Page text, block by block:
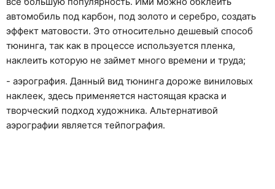
автомобиль под карбон, под золото и серебро, создать
эффект матовости. Это относительно дешевый способ
тюнинга, так как в процессе используется пленка,
наклеить которую не займет много времени и труда;
- аэрография. Данный вид тюнинга дороже виниловых
наклеек, здесь применяется настоящая краска и
творческий подход художника. Альтернативой
аэрографии является тейпография.